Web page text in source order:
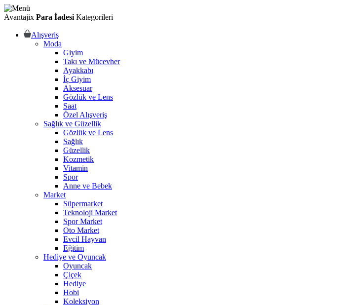
Avantajix Para İadesi Kategorileri
Alışveriş
Moda
Giyim
Takı ve Mücevher
Ayakkabı
İç Giyim
Aksesuar
Gözlük ve Lens
Saat
Özel Alışveriş
Sağlık ve Güzellik
Gözlük ve Lens
Sağlık
Güzellik
Kozmetik
Vitamin
Spor
Anne ve Bebek
Market
Süpermarket
Teknoloji Market
Spor Market
Oto Market
Evcil Hayvan
Eğitim
Hediye ve Oyuncak
Oyuncak
Çiçek
Hediye
Hobi
Koleksiyon